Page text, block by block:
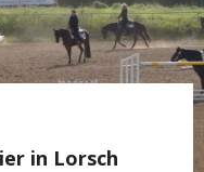
in Lorsch